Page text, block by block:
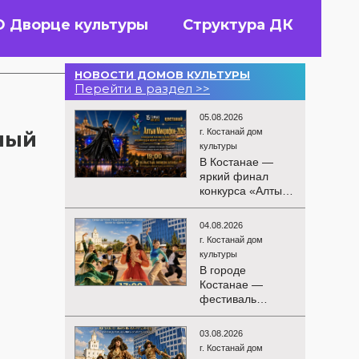
Дворце культуры Структура ДК
НОВОСТИ ДОМОВ КУЛЬТУРЫ
Перейти в раздел >>
05.08.2026
г. Костанай дом
культуры
В Костанае —
яркий финал
конкурса «Алтын
Микрофон-2026»!
15 августа
состоятся
церемония
награждения
победителей и
гала-концерт
Международного
конкурса
вокалистов! Вас
ждут яркие
04.08.2026
г. Костанай дом
культуры
В городе
Костанае —
фестиваль
детского
творчества
«Алтын дән»! 15
03.08.2026
г. Костанай дом